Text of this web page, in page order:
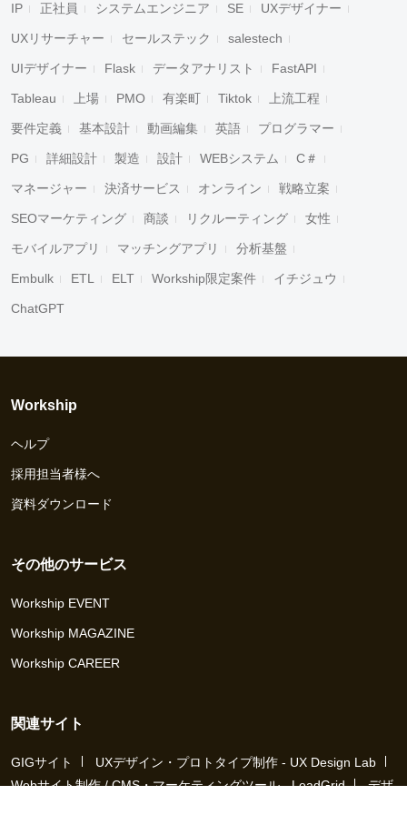
IP 正社員 システムエンジニア SE UXデザイナー
UXリサーチャー セールステック salestech
UIデザイナー Flask データアナリスト FastAPI
Tableau 上場 PMO 有楽町 Tiktok 上流工程
要件定義 基本設計 動画編集 英語 プログラマー
PG 詳細設計 製造 設計 WEBシステム C＃
マネージャー 決済サービス オンライン 戦略立案
SEOマーケティング 商談 リクルーティング 女性
モバイルアプリ マッチングアプリ 分析基盤
Embulk ETL ELT Workship限定案件 イチジュウ
ChatGPT
Workship
ヘルプ
採用担当者様へ
資料ダウンロード
その他のサービス
Workship EVENT
Workship MAGAZINE
Workship CAREER
関連サイト
GIGサイト
UXデザイン・プロトタイプ制作 - UX Design Lab
Webサイト制作 / CMS・マーケティングツール - LeadGrid
デザ